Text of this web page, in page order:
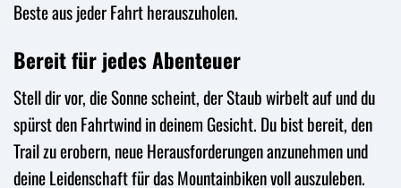
Beste aus jeder Fahrt herauszuholen.
Bereit für jedes Abenteuer
Stell dir vor, die Sonne scheint, der Staub wirbelt auf und du
spürst den Fahrtwind in deinem Gesicht. Du bist bereit, den
Trail zu erobern, neue Herausforderungen anzunehmen und
deine Leidenschaft für das Mountainbiken voll auszuleben.